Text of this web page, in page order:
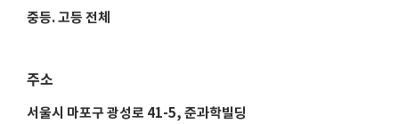
중등. 고등 전체
주소
서울시 마포구 광성로 41-5, 준과학빌딩